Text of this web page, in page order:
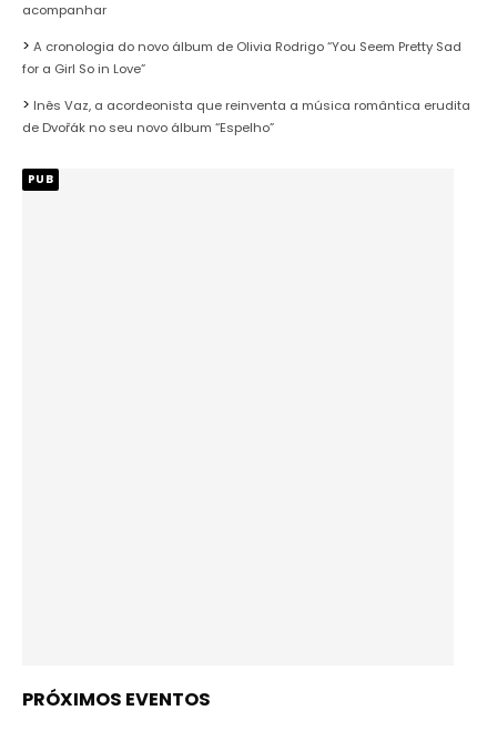
acompanhar
A cronologia do novo álbum de Olivia Rodrigo “You Seem Pretty Sad
for a Girl So in Love”
Inês Vaz, a acordeonista que reinventa a música romântica erudita
de Dvořák no seu novo álbum “Espelho”
PUB
PRÓXIMOS EVENTOS